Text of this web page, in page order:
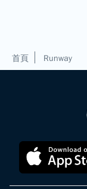
首頁 Runway